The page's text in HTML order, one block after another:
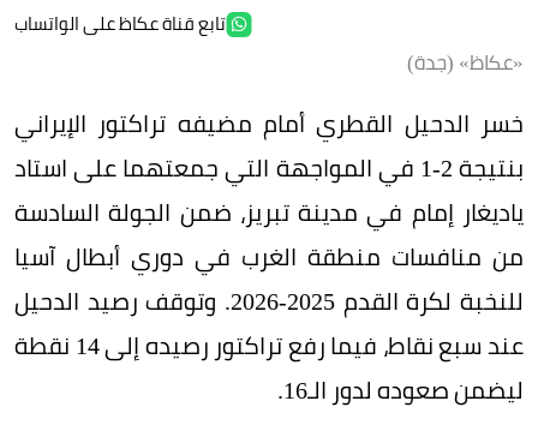
تابع قناة عكاظ على الواتساب
«عكاظ» (جدة)
خسر الدحيل القطري أمام مضيفه تراكتور الإيراني
بنتيجة 2-1 في المواجهة التي جمعتهما على استاد
ياديغار إمام في مدينة تبريز، ضمن الجولة السادسة
من منافسات منطقة الغرب في دوري أبطال آسيا
للنخبة لكرة القدم 2025-2026. وتوقف رصيد الدحيل
عند سبع نقاط، فيما رفع تراكتور رصيده إلى 14 نقطة
ليضمن صعوده لدور الـ16.